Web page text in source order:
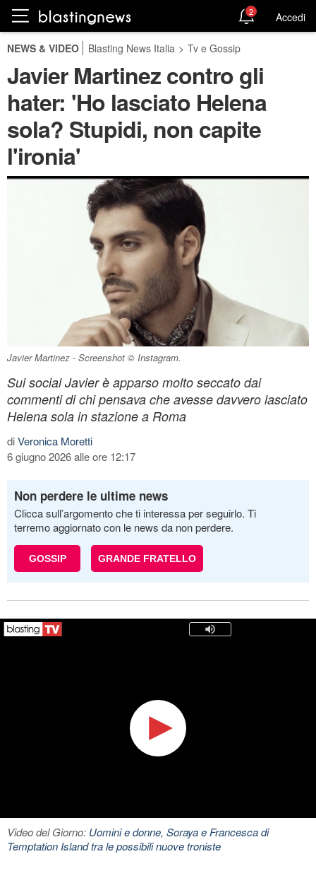
2 Accedi
NEWS & VIDEO Blasting News Italia > Tv e Gossip
Javier Martinez contro gli
hater: 'Ho lasciato Helena
sola? Stupidi, non capite
l'ironia'
Javier Martinez - Screenshot © Instagram.
Sui social Javier è apparso molto seccato dai
commenti di chi pensava che avesse davvero lasciato
Helena sola in stazione a Roma
diVeronica Moretti
6 giugno 2026 alle ore 12:17
Non perdere le ultime news
Clicca sull’argomento che ti interessa per seguirlo. Ti
terremo aggiornato con le news da non perdere.
GOSSIP GRANDE FRATELLO
Video del Giorno: Uomini e donne, Soraya e Francesca di
Temptation Island tra le possibili nuove troniste